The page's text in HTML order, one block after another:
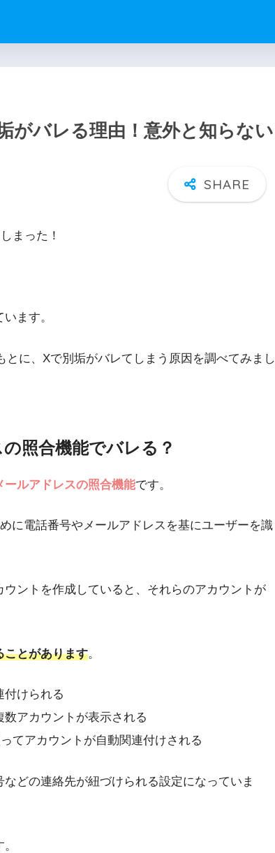
がバレる理由！意外と知らない
まった！
ます。
とに、Xで別垢がバレてしまう原因を調べてみまし
照合機能でバレる？
ールアドレスの照合機能です。
に電話番号やメールアドレスを基にユーザーを識
ントを作成していると、それらのアカウントが
ことがあります。
付けられる
数アカウントが表示される
てアカウントが自動関連付けされる
どの連絡先が紐づけられる設定になっていま